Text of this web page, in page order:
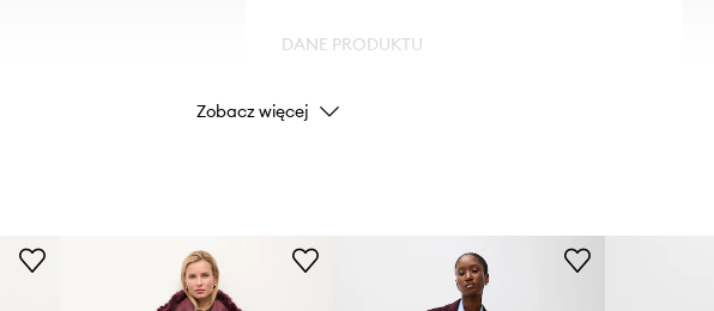
DANE PRODUKTU
Kod producenta
Marka Answear.LAB
Zobacz więcej